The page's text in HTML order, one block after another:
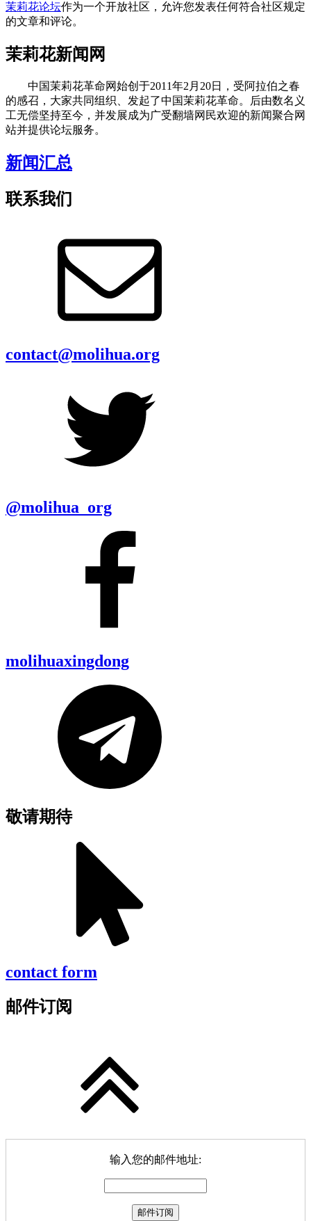
茉莉花论坛作为一个开放社区，允许您发表任何符合社区规定
的文章和评论。
茉莉花新闻网
中国茉莉花革命网始创于2011年2月20日，受阿拉伯之春
的感召，大家共同组织、发起了中国茉莉花革命。后由数名义
工无偿坚持至今，并发展成为广受翻墙网民欢迎的新闻聚合网
站并提供论坛服务。
新闻汇总
联系我们
contact@molihua.org
@molihua_org
molihuaxingdong
敬请期待
contact form
邮件订阅
输入您的邮件地址: